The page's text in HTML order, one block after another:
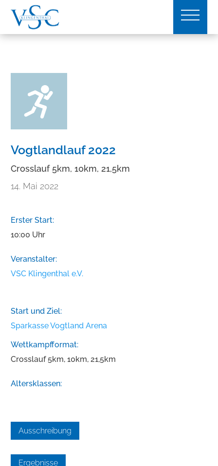
Vogtlandlauf 2022
Crosslauf 5km, 10km, 21,5km
14. Mai 2022
Erster Start:
10:00 Uhr
Veranstalter:
VSC Klingenthal e.V.
Start und Ziel:
Sparkasse Vogtland Arena
Wettkampfformat:
Crosslauf 5km, 10km, 21,5km
Altersklassen:
Ausschreibung
Ergebnisse